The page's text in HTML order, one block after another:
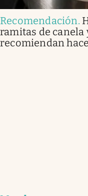
Recomendación.
ramitas de canela
recomiendan